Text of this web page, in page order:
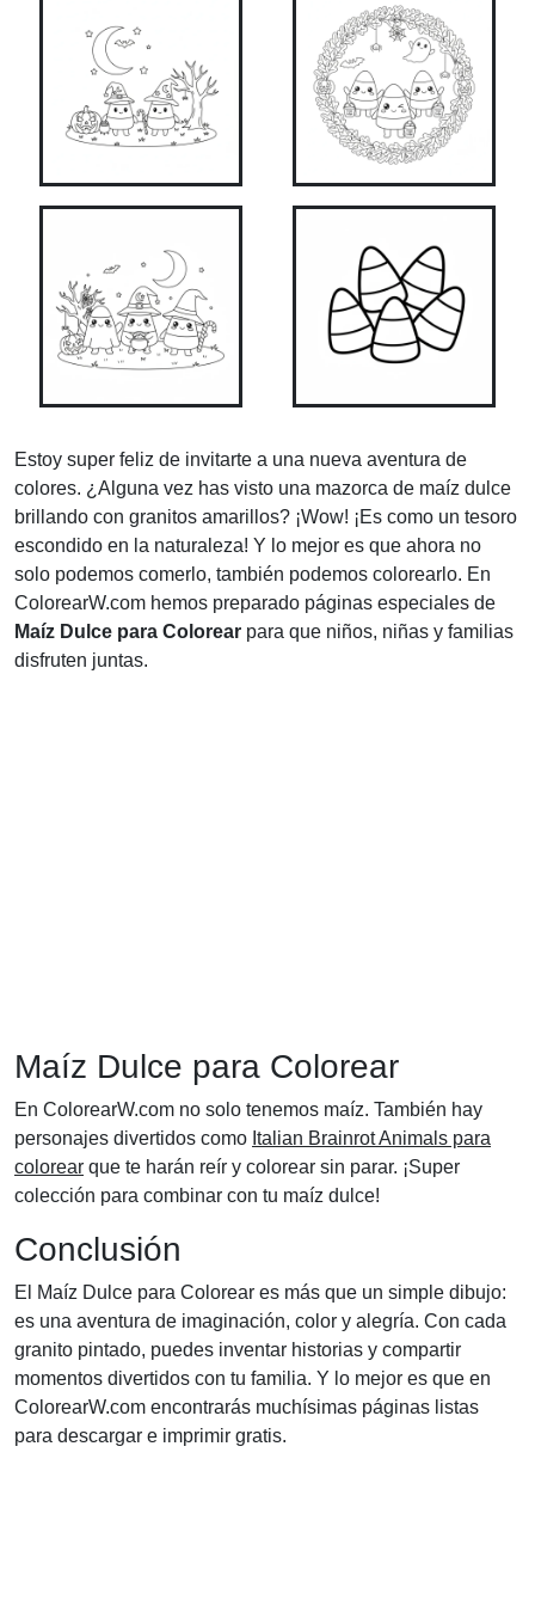
Estoy super feliz de invitarte a una nueva aventura de
colores. ¿Alguna vez has visto una mazorca de maíz dulce
brillando con granitos amarillos? ¡Wow! ¡Es como un tesoro
escondido en la naturaleza! Y lo mejor es que ahora no
solo podemos comerlo, también podemos colorearlo. En
ColorearW.com hemos preparado páginas especiales de
Maíz Dulce para Colorear para que niños, niñas y familias
disfruten juntas.
Maíz Dulce para Colorear
En ColorearW.com no solo tenemos maíz. También hay
personajes divertidos como Italian Brainrot Animals para
colorear que te harán reír y colorear sin parar. ¡Super
colección para combinar con tu maíz dulce!
Conclusión
El Maíz Dulce para Colorear es más que un simple dibujo:
es una aventura de imaginación, color y alegría. Con cada
granito pintado, puedes inventar historias y compartir
momentos divertidos con tu familia. Y lo mejor es que en
ColorearW.com encontrarás muchísimas páginas listas
para descargar e imprimir gratis.